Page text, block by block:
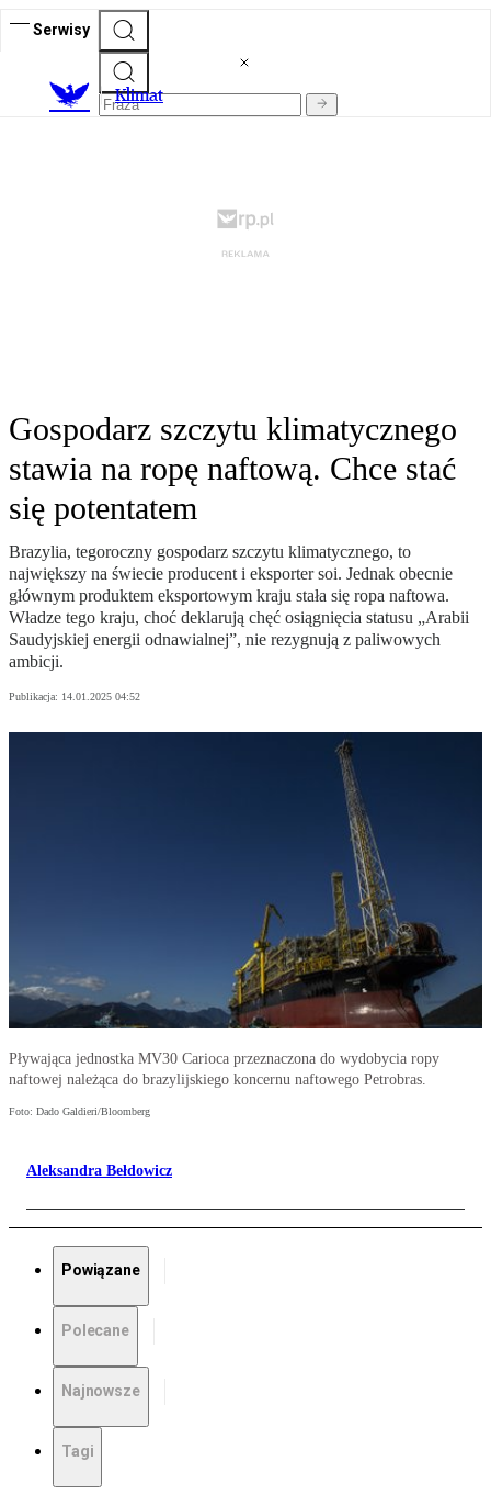
Serwisy
Klimat
Gospodarz szczytu klimatycznego
stawia na ropę naftową. Chce stać
się potentatem
Brazylia, tegoroczny gospodarz szczytu klimatycznego, to
największy na świecie producent i eksporter soi. Jednak obecnie
głównym produktem eksportowym kraju stała się ropa naftowa.
Władze tego kraju, choć deklarują chęć osiągnięcia statusu „Arabii
Saudyjskiej energii odnawialnej”, nie rezygnują z paliwowych
ambicji.
Publikacja: 14.01.2025 04:52
Pływająca jednostka MV30 Carioca przeznaczona do wydobycia ropy
naftowej należąca do brazylijskiego koncernu naftowego Petrobras.
Foto: Dado Galdieri/Bloomberg
Aleksandra Bełdowicz
Powiązane
Polecane
Najnowsze
Tagi